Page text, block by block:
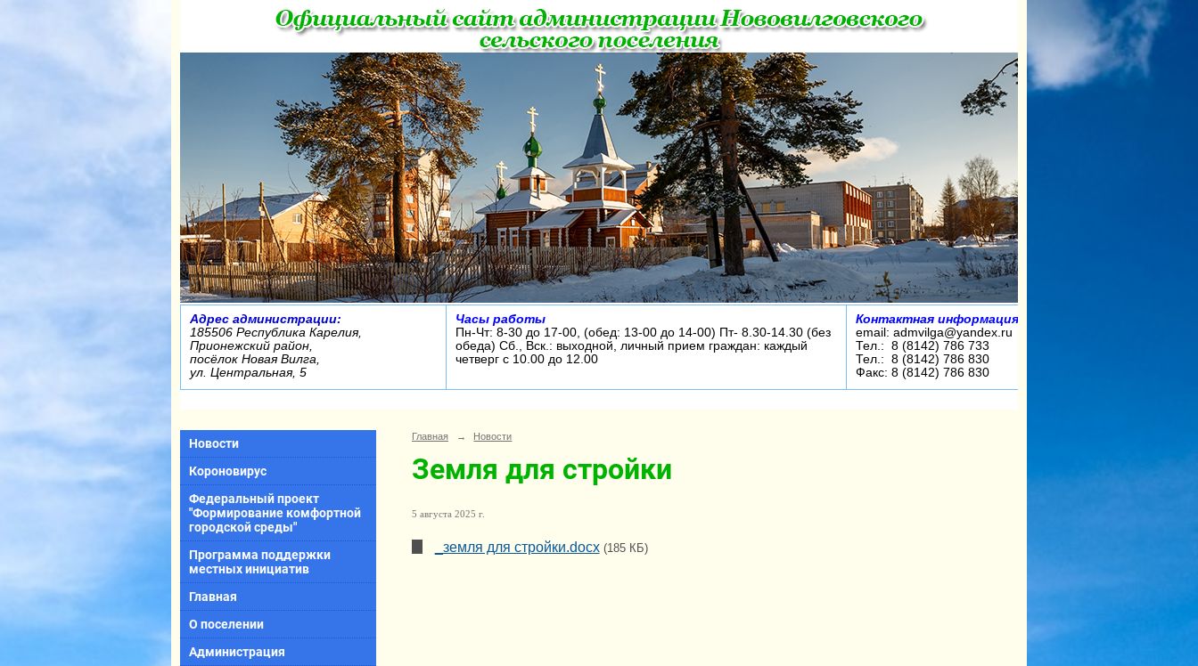
Адрес администрации:
185506 Республика Карелия,
Прионежский район,
посёлок Новая Вилга,
ул. Центральная, 5
Часы работы
Пн-Чт: 8-30 до 17-00, (обед: 13-00 до 14-00) Пт- 8.30-14.30 (без
обеда) Сб., Вск.: выходной, личный прием граждан: каждый
четверг с 10.00 до 12.00
Контактная информация:
email: admvilga@yandex.ru
Тел.: 8 (8142) 786 733
Тел.: 8 (8142) 786 830
Факс: 8 (8142) 786 830
Новости
Короновирус
Федеральный проект
"Формирование комфортной
городской среды"
Программа поддержки
местных инициатив
Главная
О поселении
Администрация
Главная → Новости
Земля для стройки
5 августа 2025 г.
_земля для стройки.docx (185 КБ)